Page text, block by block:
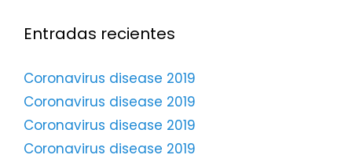
Entradas recientes
Coronavirus disease 2019
Coronavirus disease 2019
Coronavirus disease 2019
Coronavirus disease 2019